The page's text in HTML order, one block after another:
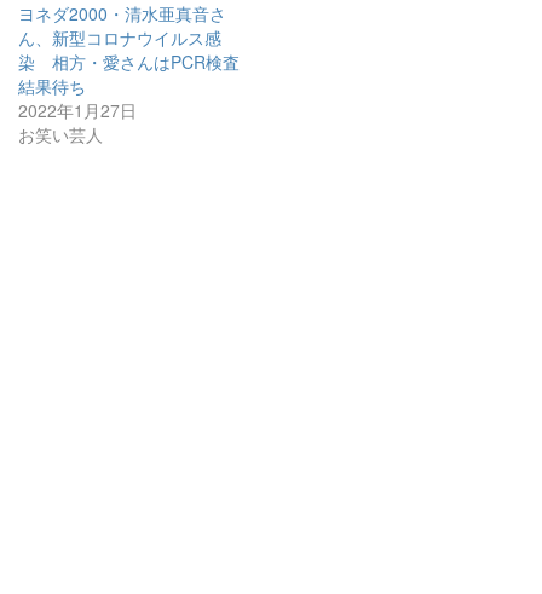
ヨネダ2000・清水亜真音さ
ん、新型コロナウイルス感
染 相方・愛さんはPCR検査
結果待ち
2022年1月27日
お笑い芸人